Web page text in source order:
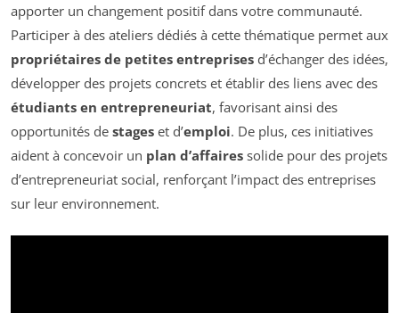
apporter un changement positif dans votre communauté.
Participer à des ateliers dédiés à cette thématique permet aux
propriétaires de petites entreprises d’échanger des idées,
développer des projets concrets et établir des liens avec des
étudiants en entrepreneuriat, favorisant ainsi des
opportunités de stages et d’emploi. De plus, ces initiatives
aident à concevoir un plan d’affaires solide pour des projets
d’entrepreneuriat social, renforçant l’impact des entreprises
sur leur environnement.